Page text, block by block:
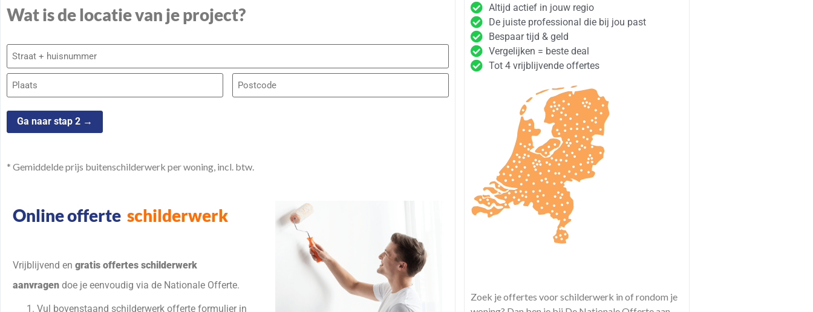
Wat is de locatie van je project?
Adres
* Gemiddelde prijs buitenschilderwerk per woning, incl. btw.
Online offerte schilderwerk
Vrijblijvend en gratis offertes schilderwerk
aanvragen doe je eenvoudig via de Nationale Offerte.
Vul bovenstaand schilderwerk offerte formulier in
Altijd actief in jouw regio
De juiste professional die bij jou past
Bespaar tijd & geld
Vergelijken = beste deal
Tot 4 vrijblijvende offertes
Zoek je offertes voor schilderwerk in of rondom je